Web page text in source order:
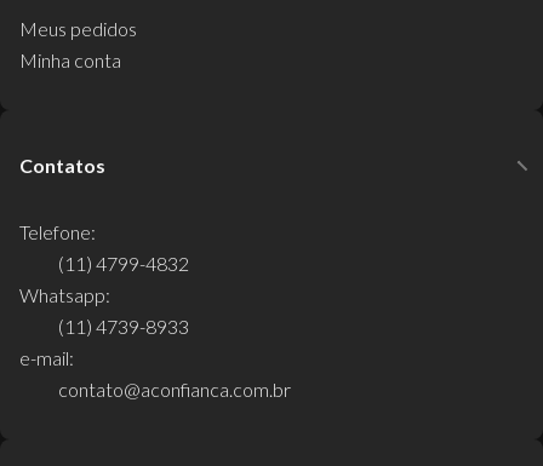
Meus pedidos
Minha conta
Contatos
Telefone:
(11) 4799-4832
Whatsapp:
(11) 4739-8933
e-mail:
contato@aconfianca.com.br